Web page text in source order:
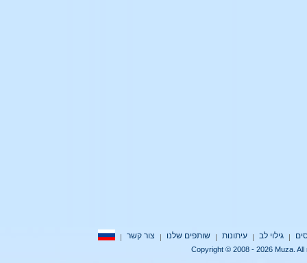
| גילוי לב עיתונות | שותפים שלנו | צור קשר
|
Copyright © 2008 - 2026